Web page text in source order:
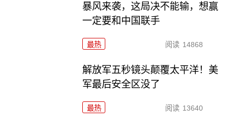
暴风来袭，这局决不能输，想赢
一定要和中国联手
最热 阅读 14868
解放军五秒镜头颠覆太平洋！美
军最后安全区没了
最热 阅读 13640